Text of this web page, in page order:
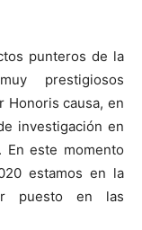
punteros de la
prestigiosos
Honoris causa, en
investigación en
En este momento
estamos en la
puesto en las